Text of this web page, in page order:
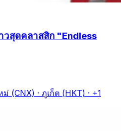
สุดคลาสสิก "Endless
ม่ (CNX) · ภูเก็ต (HKT) · +1